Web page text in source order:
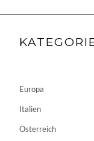
Europa
Italien
Österreich